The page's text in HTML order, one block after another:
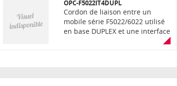
OPC-F5022IT4DUPL
Cordon de liaison entre un
mobile série F5022/6022 utilisé
en base DUPLEX et une interface